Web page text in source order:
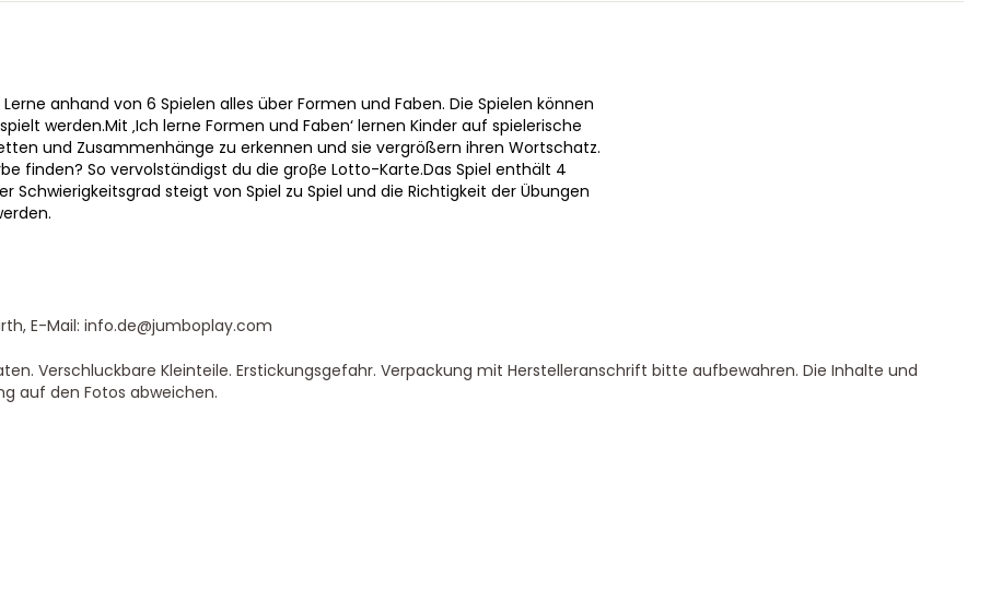
anhand von 6 Spielen alles über Formen und Faben. Die Spielen können
werden.Mit ‚Ich lerne Formen und Faben‘ lernen Kinder auf spielerische
und Zusammenhänge zu erkennen und sie vergrößern ihren Wortschatz.
finden? So vervolständigst du die groβe Lotto-Karte.Das Spiel enthält 4
Schwierigkeitsgrad steigt von Spiel zu Spiel und die Richtigkeit der Übungen
E-Mail: info.de@jumboplay.com
Verschluckbare Kleinteile. Erstickungsgefahr. Verpackung mit Herstelleranschrift bitte aufbewahren. Die Inhalte und
auf den Fotos abweichen.